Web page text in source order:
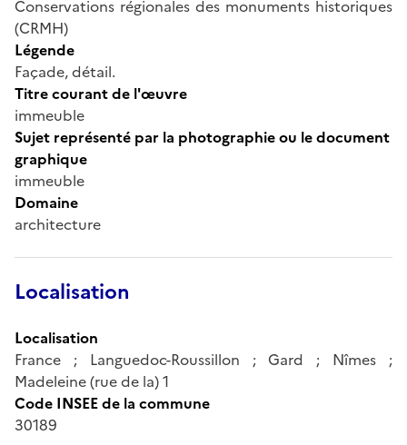
Conservations régionales des monuments historiques
(CRMH)
Légende
Façade, détail.
Titre courant de l'œuvre
immeuble
Sujet représenté par la photographie ou le document
graphique
immeuble
Domaine
architecture
Localisation
Localisation
France ; Languedoc-Roussillon ; Gard ; Nîmes ;
Madeleine (rue de la) 1
Code INSEE de la commune
30189